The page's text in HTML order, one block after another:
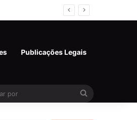
Publicações Legais
Procurar